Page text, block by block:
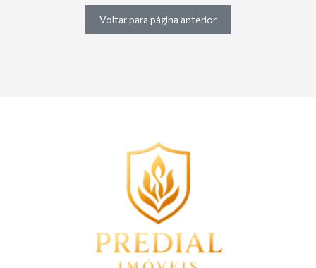
Voltar para página anterior